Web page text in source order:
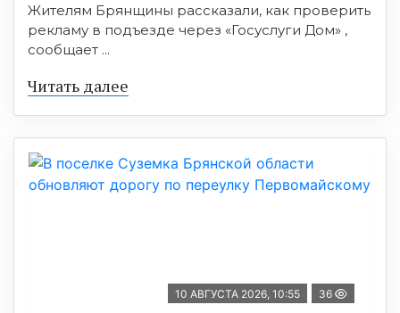
Жителям Брянщины рассказали, как проверить
рекламу в подъезде через «Госуслуги Дом» ,
сообщает ...
Читать далее
10 АВГУСТА 2026, 10:55 36